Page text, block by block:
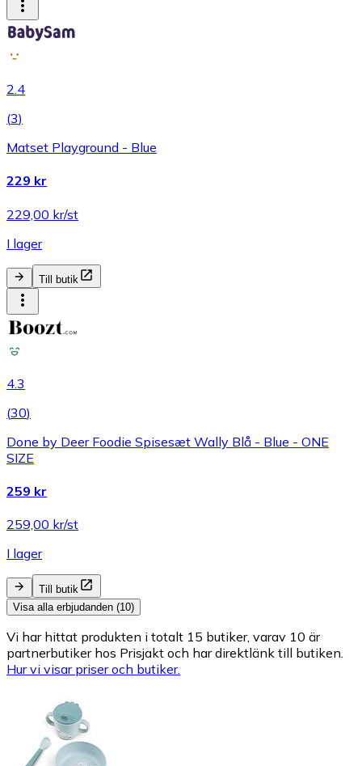
2.4
(3)
Matset Playground - Blue
229 kr
229,00 kr/st
I lager
Till butik
4.3
(30)
Done by Deer Foodie Spisesæt Wally Blå - Blue - ONE
SIZE
259 kr
259,00 kr/st
I lager
Till butik
Visa alla erbjudanden (10)
Vi har hittat produkten i totalt 15 butiker, varav 10 är
partnerbutiker hos Prisjakt och har direktlänk till butiken.
Hur vi visar priser och butiker.